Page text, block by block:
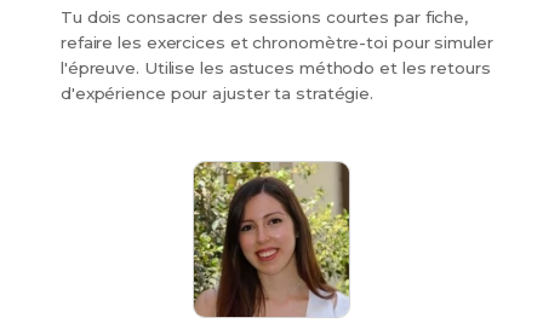
Tu dois consacrer des sessions courtes par fiche,
refaire les exercices et chronomètre-toi pour simuler
l'épreuve. Utilise les astuces méthodo et les retours
d'expérience pour ajuster ta stratégie.